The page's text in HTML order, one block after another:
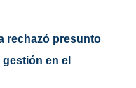
rechazó presunto
en el